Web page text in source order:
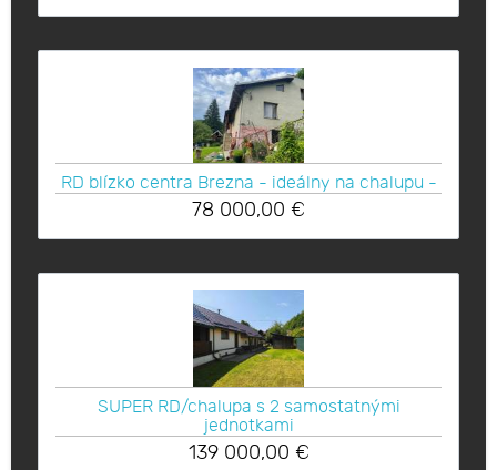
RD blízko centra Brezna - ideálny na chalupu -
78 000,00 €
SUPER RD/chalupa s 2 samostatnými
jednotkami
139 000,00 €